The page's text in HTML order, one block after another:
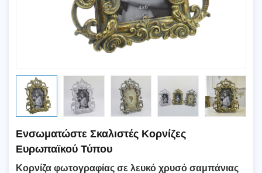
Ενσωματώστε Σκαλιστές Κορνίζες
Ευρωπαϊκού Τύπου
Κορνίζα φωτογραφίας σε λευκό χρυσό σαμπάνιας